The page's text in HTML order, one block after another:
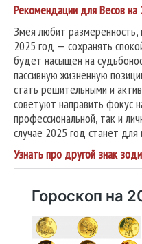
Рекомендации для Весов на
Змея любит размеренность,
2025 год — сохранять
будет насыщен на
пассивную жизненную
стать решительными и
советуют направить фокус
профессиональной, так и
случае 2025 год станет
Узнать про другой знак